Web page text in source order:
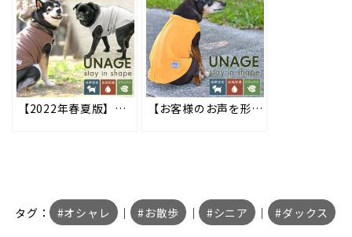
【2022年春夏版】シニア期や病気のペットが快適に過ごせるように開発した新しい機能性ペット用ウェア「UNAGE（アンエイジ）」 #165 【お客様のお声を形に】大人気 UNAGE ウェルネスウェアがより使いやすくリニューアル #iDogウェルネスウェア #190
タグ： オシャレ ｜ お散歩 ｜ シニア ｜ ダックス